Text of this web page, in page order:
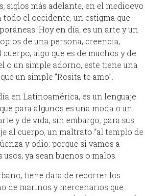
siglos más adelante, en el medioevo
el occidente, un estigma que
Hoy en día, es un arte y un
de una persona, creencia,
algo que es de muchos y de
o un simple adorno, este tiene una
un simple “Rosita te amo”.
en Latinoamérica, es un lenguaje
para algunos es una moda o un
y de vida, sin embargo, para sus
al cuerpo, un maltrato “al templo de
y odio; porque si vamos a
ya sean buenos o malos.
tiene data de recorrer los
de marinos y mercenarios que